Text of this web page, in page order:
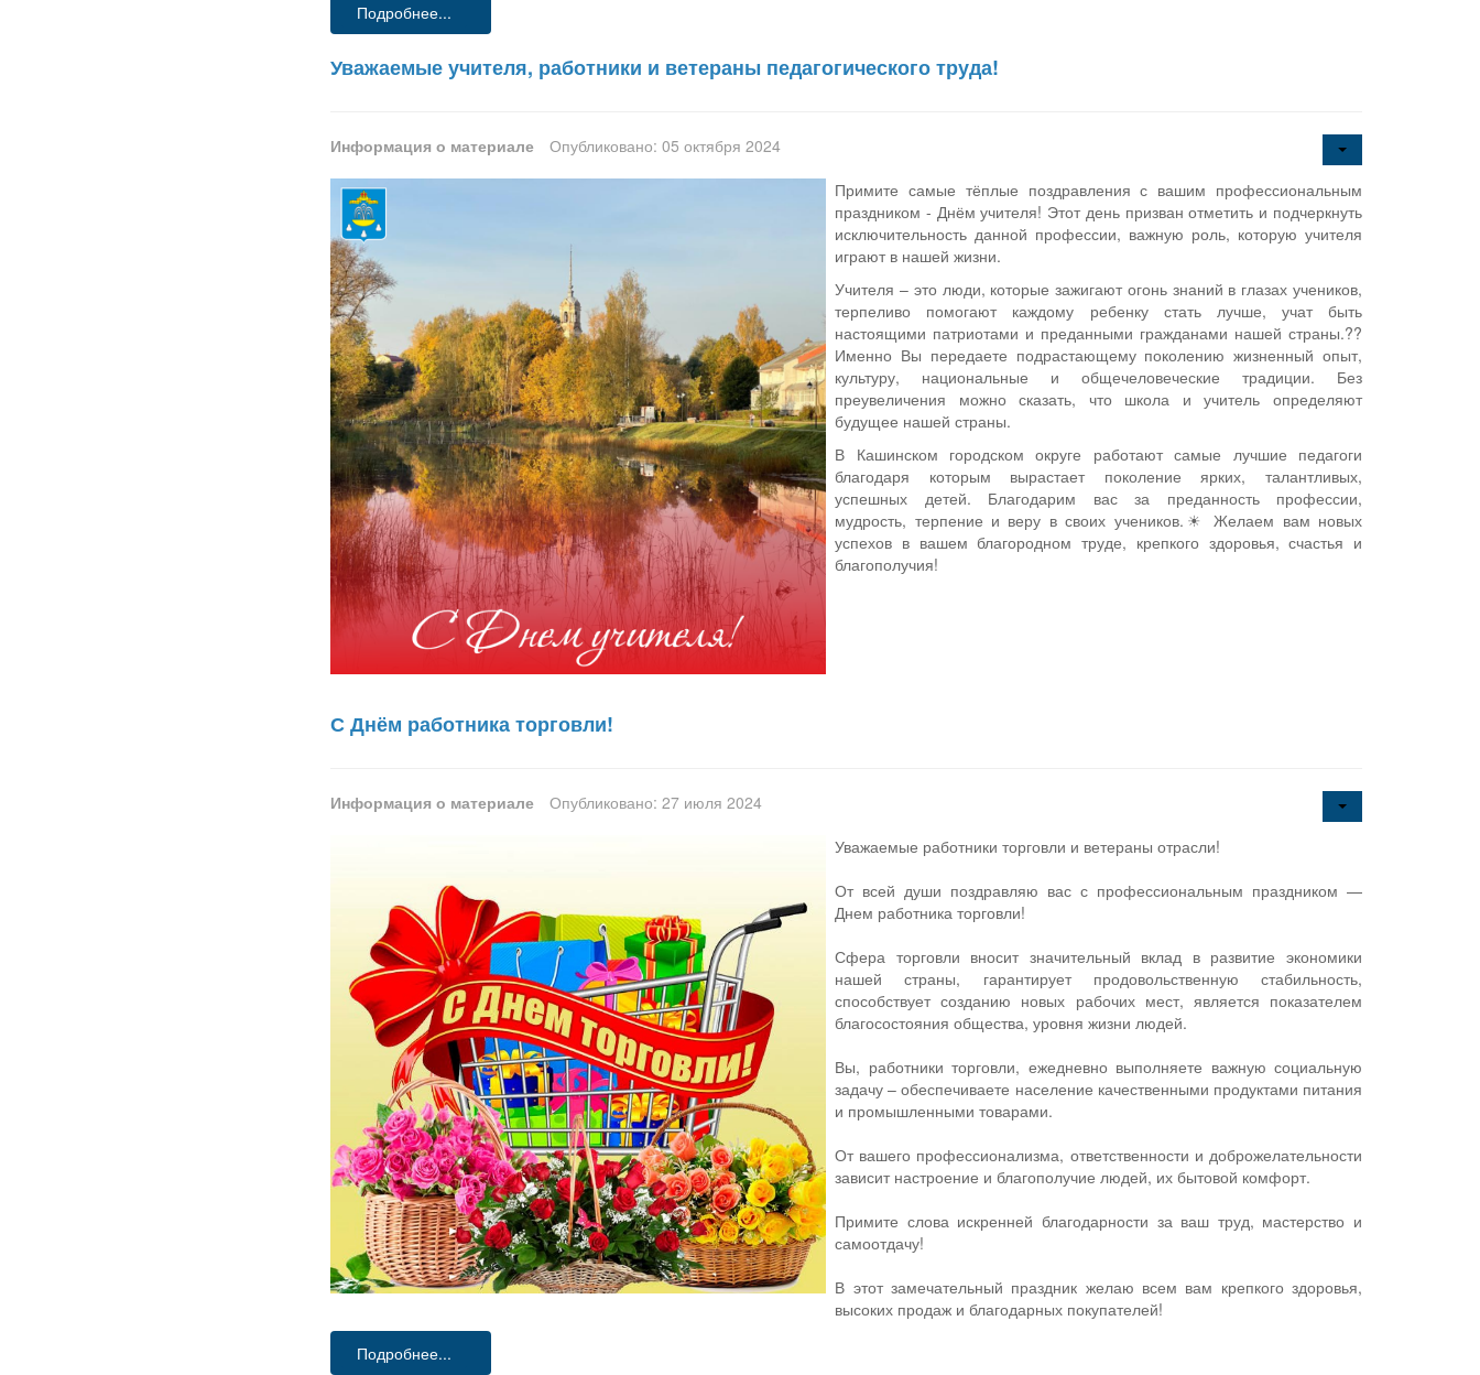
Подробнее...
Уважаемые учителя, работники и ветераны педагогического труда!
Информация о материале
Опубликовано: 05 октября 2024
Примите самые тёплые поздравления с вашим профессиональным
праздником - Днём учителя! Этот день призван отметить и подчеркнуть
исключительность данной профессии, важную роль, которую учителя
играют в нашей жизни.
Учителя – это люди, которые зажигают огонь знаний в глазах учеников,
терпеливо помогают каждому ребенку стать лучше, учат быть
настоящими патриотами и преданными гражданами нашей страны.??
Именно Вы передаете подрастающему поколению жизненный опыт,
культуру, национальные и общечеловеческие традиции. Без
преувеличения можно сказать, что школа и учитель определяют
будущее нашей страны.
В Кашинском городском округе работают самые лучшие педагоги
благодаря которым вырастает поколение ярких, талантливых,
успешных детей. Благодарим вас за преданность профессии,
мудрость, терпение и веру в своих учеников.☀ Желаем вам новых
успехов в вашем благородном труде, крепкого здоровья, счастья и
благополучия!
С Днём работника торговли!
Информация о материале
Опубликовано: 27 июля 2024
Уважаемые работники торговли и ветераны отрасли!
От всей души поздравляю вас с профессиональным праздником —
Днем работника торговли!
Сфера торговли вносит значительный вклад в развитие экономики
нашей страны, гарантирует продовольственную стабильность,
способствует созданию новых рабочих мест, является показателем
благосостояния общества, уровня жизни людей.
Вы, работники торговли, ежедневно выполняете важную социальную
задачу – обеспечиваете население качественными продуктами питания
и промышленными товарами.
От вашего профессионализма, ответственности и доброжелательности
зависит настроение и благополучие людей, их бытовой комфорт.
Примите слова искренней благодарности за ваш труд, мастерство и
самоотдачу!
В этот замечательный праздник желаю всем вам крепкого здоровья,
высоких продаж и благодарных покупателей!
Подробнее...